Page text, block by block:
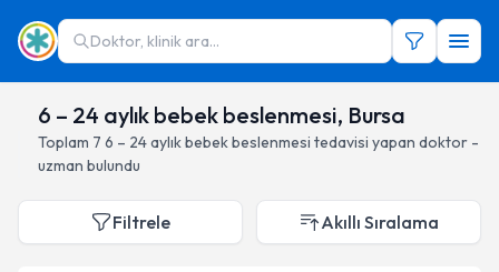
Doktor, klinik ara...
6 – 24 aylık bebek beslenmesi, Bursa
Toplam 7 6 – 24 aylık bebek beslenmesi tedavisi yapan doktor -
uzman bulundu
Filtrele Akıllı Sıralama